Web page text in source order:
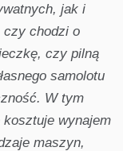
jak i
czy chodzi o
czy pilną
samolotu
W tym
wynajem
maszyn,